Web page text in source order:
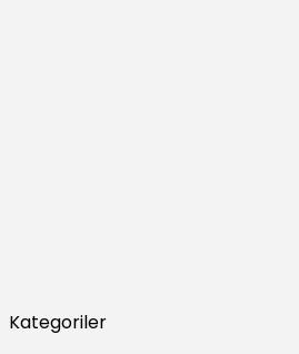
Kategoriler